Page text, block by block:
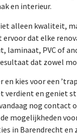
en interieur.
alleen kwaliteit,
ervoor dat elke
laminaat, PVC of
dat zowel
kies voor een
verdient en geniet
nog contact
mogelijkheden
in Barendrecht